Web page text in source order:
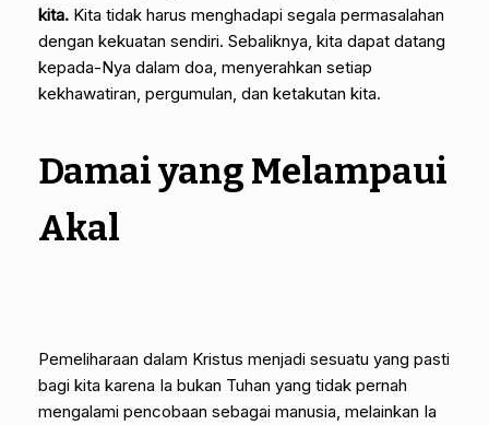
kita. Kita tidak harus menghadapi segala permasalahan
dengan kekuatan sendiri. Sebaliknya, kita dapat datang
kepada-Nya dalam doa, menyerahkan setiap
kekhawatiran, pergumulan, dan ketakutan kita.
Damai yang Melampaui
Akal
Pemeliharaan dalam Kristus menjadi sesuatu yang pasti
bagi kita karena Ia bukan Tuhan yang tidak pernah
mengalami pencobaan sebagai manusia, melainkan Ia